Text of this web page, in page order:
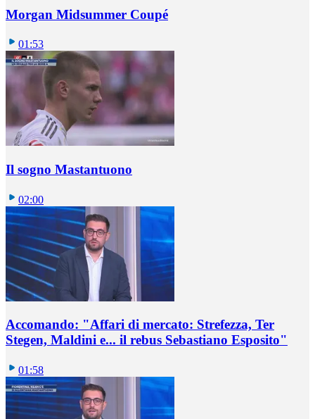
Morgan Midsummer Coupé
01:53
Il sogno Mastantuono
02:00
Accomando: "Affari di mercato: Strefezza, Ter
Stegen, Maldini e... il rebus Sebastiano Esposito"
01:58